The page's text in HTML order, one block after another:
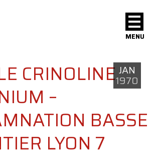
MENU
JAN
1970
CRINOLINE
–
BASSE
LYON 7